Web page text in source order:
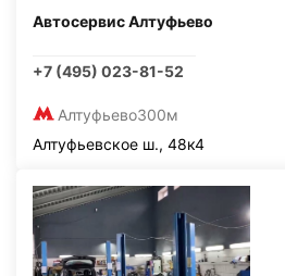
Автосервис Алтуфьево
+7 (495) 023-81-52
Алтуфьево300м
Алтуфьевское ш., 48к4